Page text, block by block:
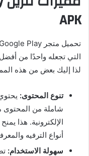
APK
لذا إليك بعض من هذه
تنوع المحتوى:
شاملة من المحتوى
الإلكترونية. هذا
أنواع الترفيه
سهولة الاستخدام: